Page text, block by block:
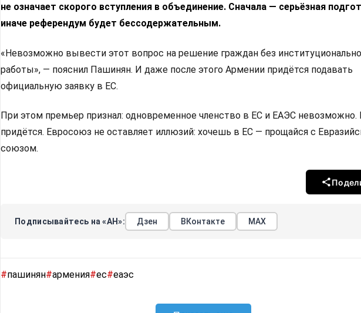
не означает скорого вступления в объединение. Сначала — серьёзная
иначе референдум будет бессодержательным.
«Невозможно вывести этот вопрос на решение граждан без
работы», — пояснил Пашинян. И даже после этого Армении придётся подавать
официальную заявку в ЕС.
При этом премьер признал: одновременное членство в ЕС и ЕАЭС невозможно.
придётся. Евросоюз не оставляет иллюзий: хочешь в ЕС — прощайся с
союзом.
Подписывайтесь на «АН»: Дзен ВКонтакте МАХ
#пашинян#армения#ес#еаэс